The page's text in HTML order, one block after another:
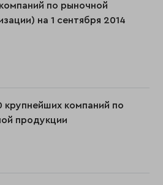
по рыночной
на 1 сентября 2014
компаний по
продукции